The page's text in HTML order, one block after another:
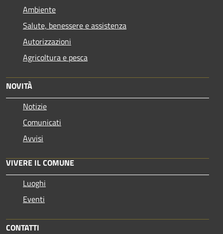
Ambiente
Salute, benessere e assistenza
Autorizzazioni
Agricoltura e pesca
NOVITÀ
Notizie
Comunicati
Avvisi
VIVERE IL COMUNE
Luoghi
Eventi
CONTATTI